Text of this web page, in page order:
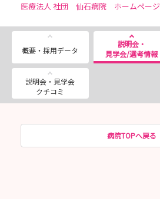
医療法人 社団 仙石病院 ホームページ
概要・採用データ
説明会・
見学会/選考情報
説明会・見学会
クチコミ
病院TOPへ戻る